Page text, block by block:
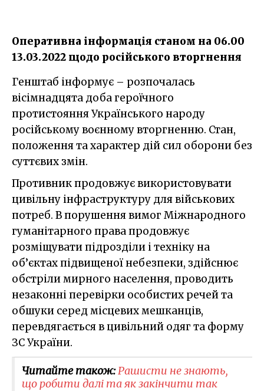
Оперативна інформація станом на 06.00
13.03.2022 щодо російського вторгнення
Генштаб інформує – розпочалась
вісімнадцята доба героїчного
протистояння Українського народу
російському воєнному вторгненню. Стан,
положення та характер дій сил оборони без
суттєвих змін.
Противник продовжує використовувати
цивільну інфраструктуру для військових
потреб. В порушення вимог Міжнародного
гуманітарного права продовжує
розміщувати підрозділи і техніку на
об’єктах підвищеної небезпеки, здійснює
обстріли мирного населення, проводить
незаконні перевірки особистих речей та
обшуки серед місцевих мешканців,
перевдягається в цивільний одяг та форму
ЗС України.
Читайте також:Рашисти не знають,
що робити далі та як закінчити так